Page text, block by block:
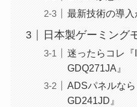
最新技術の導入
日本製ゲーミング
迷ったらコレ
GDQ271JA』
ADSパネルな
GD241JD』